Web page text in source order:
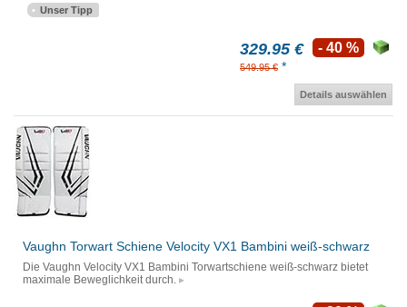
Unser Tipp
329.95 €
549.95 € *
- 40 %
Details auswählen
Vaughn Torwart Schiene Velocity VX1 Bambini weiß-schwarz
Die Vaughn Velocity VX1 Bambini Torwartschiene weiß-schwarz bietet
maximale Beweglichkeit durch.